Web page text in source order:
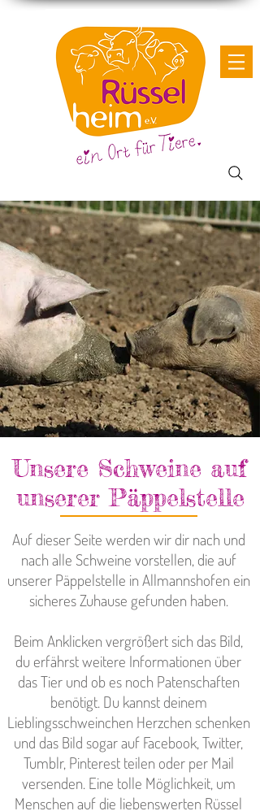
Unsere Schweine auf
unserer Päppelstelle
Auf dieser Seite werden wir dir nach und
nach alle Schweine vorstellen, die auf
unserer Päppelstelle in Allmannshofen ein
sicheres Zuhause gefunden haben.
Beim Anklicken vergrößert sich das Bild,
du erfährst weitere Informationen über
das Tier und ob es noch Patenschaften
benötigt. Du kannst deinem
Lieblingsschweinchen Herzchen schenken
und das Bild sogar auf Facebook, Twitter,
Tumblr, Pinterest teilen oder per Mail
versenden. Eine tolle Möglichkeit, um
Menschen auf die liebenswerten Rüssel